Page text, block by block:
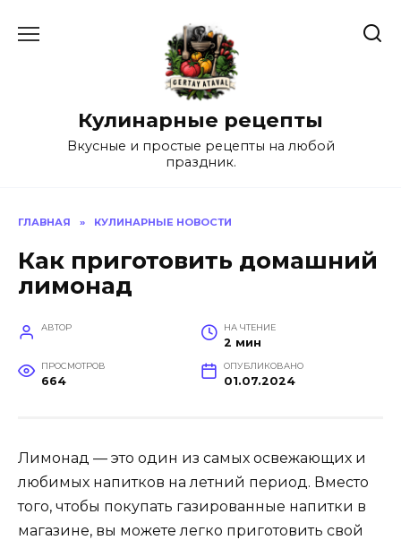
Кулинарные рецепты
Вкусные и простые рецепты на любой
праздник.
ГЛАВНАЯ » КУЛИНАРНЫЕ НОВОСТИ
Как приготовить домашний
лимонад
АВТОР НА ЧТЕНИЕ
2 мин
ПРОСМОТРОВ
664
ОПУБЛИКОВАНО
01.07.2024
Лимонад — это один из самых освежающих и
любимых напитков на летний период. Вместо
того, чтобы покупать газированные напитки в
магазине, вы можете легко приготовить свой